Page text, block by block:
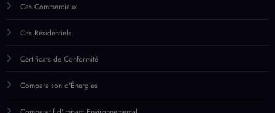
Comparatif d'Impact Environnemental
Comparatif de Durabilité
Comparatif de Garanties
Comparatif de Performance
Comparatif de Prix